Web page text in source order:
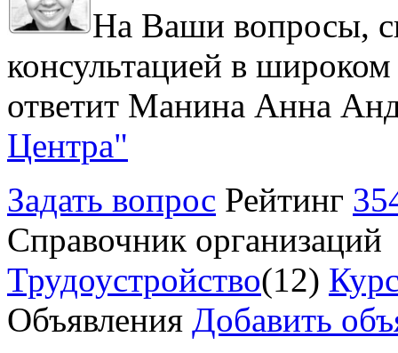
На Ваши вопросы,
консультацией в
ответит Манина Анна
Центра"
Задать вопрос Рейтинг
Справочник организаций
Трудоустройство(12)
Объявления Добавить